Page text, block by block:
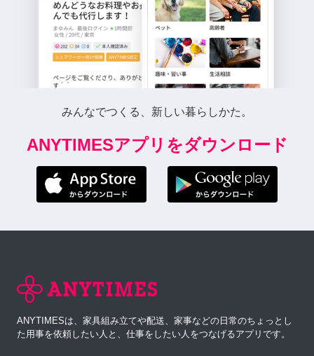
みんなでつくる、新しい暮らしかた。
ANYTIMESアプリをダウンロード
ANYTIMESは、家具組み立てや配送、家事などの日常のちょっとし
た用事を依頼したい人と、仕事をしたい人をつなげるアプリです。